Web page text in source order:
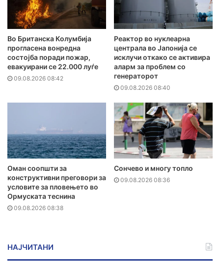
Во Британска Колумбија
прогласена вонредна
состојба поради пожар,
евакуирани се 22.000 луѓе
09.08.2026 08:42
Реактор во нуклеарна
централа во Јапонија се
исклучи откако се активира
аларм за проблем со
генераторот
09.08.2026 08:40
Оман соопшти за
конструктивни преговори за
условите за пловењето во
Ормуската теснина
09.08.2026 08:38
Сончево и многу топло
09.08.2026 08:36
НАЈЧИТАНИ